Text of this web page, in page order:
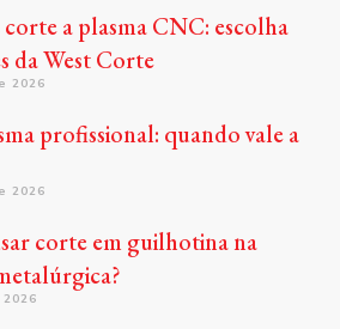
corte a plasma CNC: escolha
da West Corte
2026
profissional: quando vale a
2026
corte em guilhotina na